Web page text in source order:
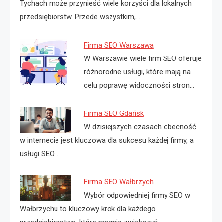
Tychach może przynieść wiele korzyści dla lokalnych
przedsiębiorstw. Przede wszystkim,…
Firma SEO Warszawa
W Warszawie wiele firm SEO oferuje
różnorodne usługi, które mają na
celu poprawę widoczności stron…
Firma SEO Gdańsk
W dzisiejszych czasach obecność
w internecie jest kluczowa dla sukcesu każdej firmy, a
usługi SEO…
Firma SEO Wałbrzych
Wybór odpowiedniej firmy SEO w
Wałbrzychu to kluczowy krok dla każdego